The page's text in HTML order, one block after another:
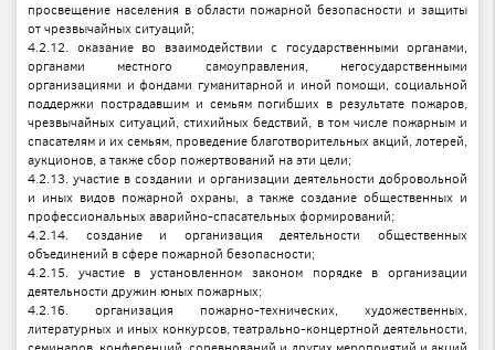
просвещение населения в области пожарной безопасности и защиты
от чрезвычайных ситуаций;
4.2.12. оказание во взаимодействии с государственными органами,
органами местного самоуправления, негосударственными
организациями и фондами гуманитарной и иной помощи, социальной
поддержки пострадавшим и семьям погибших в результате пожаров,
чрезвычайных ситуаций, стихийных бедствий, в том числе пожарным и
спасателям и их семьям, проведение благотворительных акций, лотерей,
аукционов, а также сбор пожертвований на эти цели;
4.2.13. участие в создании и организации деятельности добровольной
и иных видов пожарной охраны, а также создание общественных и
профессиональных аварийно-спасательных формирований;
4.2.14. создание и организация деятельности общественных
объединений в сфере пожарной безопасности;
4.2.15. участие в установленном законом порядке в организации
деятельности дружин юных пожарных;
4.2.16. организация пожарно-технических, художественных,
литературных и иных конкурсов, театрально-концертной деятельности,